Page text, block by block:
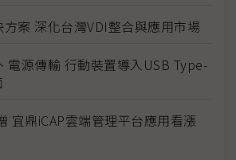
案 深化台灣VDI整合與應用市場
電源傳輸 行動裝置導入USB Type-
宜鼎iCAP雲端管理平台應用看漲